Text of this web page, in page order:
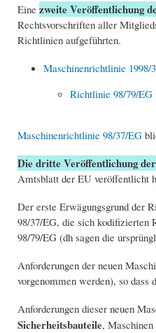
Eine zweite Veröffentlichung
Rechtsvorschriften aller
Richtlinien aufgeführten.
Maschinenrichtlinie 1998/
Richtlinie 98/79/EG
Maschinenrichtlinie 98/37/EG
Die dritte Veröffentlichung
Amtsblatt der EU veröffentlicht
Der erste Erwägungsgrund der
98/37/EG, die sich kodifizierten
98/79/EG (dh sagen die
Anforderungen der neuen
vorgenommen werden), so dass
Anforderungen dieser neuen
Sicherheitsbauteile,